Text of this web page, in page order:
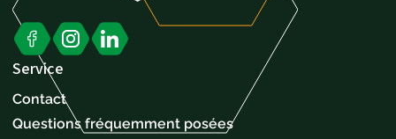
Service
Contact
Questions fréquemment posées